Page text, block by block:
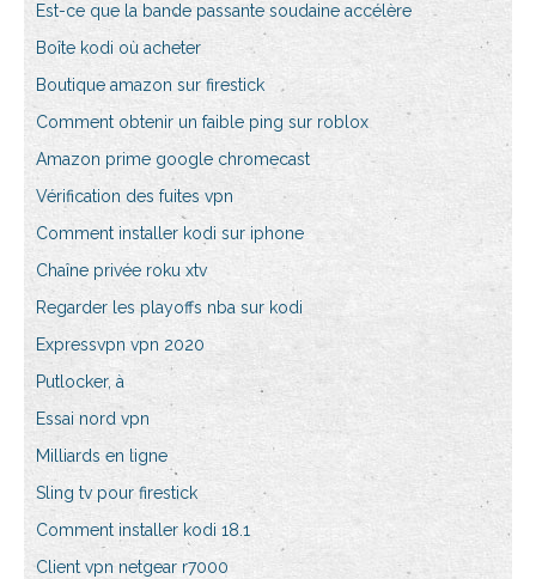
Est-ce que la bande passante soudaine accélère
Boîte kodi où acheter
Boutique amazon sur firestick
Comment obtenir un faible ping sur roblox
Amazon prime google chromecast
Vérification des fuites vpn
Comment installer kodi sur iphone
Chaîne privée roku xtv
Regarder les playoffs nba sur kodi
Expressvpn vpn 2020
Putlocker, à
Essai nord vpn
Milliards en ligne
Sling tv pour firestick
Comment installer kodi 18.1
Client vpn netgear r7000